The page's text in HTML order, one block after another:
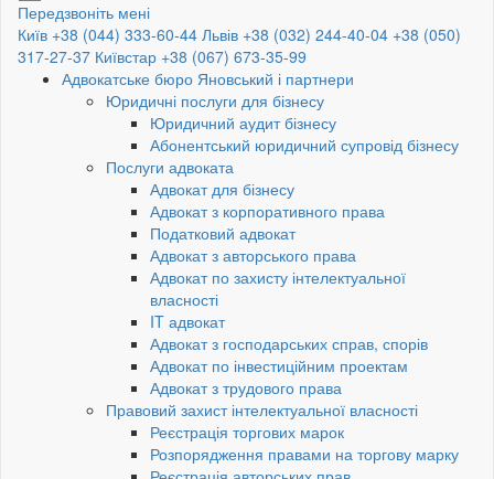
Передзвоніть мені
Київ +38 (044) 333-60-44 Львів +38 (032) 244-40-04 +38 (050)
317-27-37 Київстар +38 (067) 673-35-99
Адвокатське бюро Яновський і партнери
Юридичні послуги для бізнесу
Юридичний аудит бізнесу
Абонентський юридичний супровід бізнесу
Послуги адвоката
Адвокат для бізнесу
Адвокат з корпоративного права
Податковий адвокат
Адвокат з авторського права
Адвокат по захисту інтелектуальної
власності
IT адвокат
Адвокат з господарських справ, спорів
Адвокат по інвестиційним проектам
Адвокат з трудового права
Правовий захист інтелектуальної власності
Реєстрація торгових марок
Розпорядження правами на торгову марку